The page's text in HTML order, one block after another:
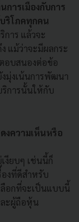
การเมืองกับการ
ริโภคทุกคน
การ แล้วจะ
แม้ว่าจะมีผลกระ
อบสนองต่อข้อ
มุ่งเน้นการพัฒนา
การนั้นให้กับ
งความเห็นหรือ
งียบๆ เช่นนี้ก็
องที่ดีสำหรับ
อกที่จะเป็นแบบนี้
ะผู้ถือหุ้น